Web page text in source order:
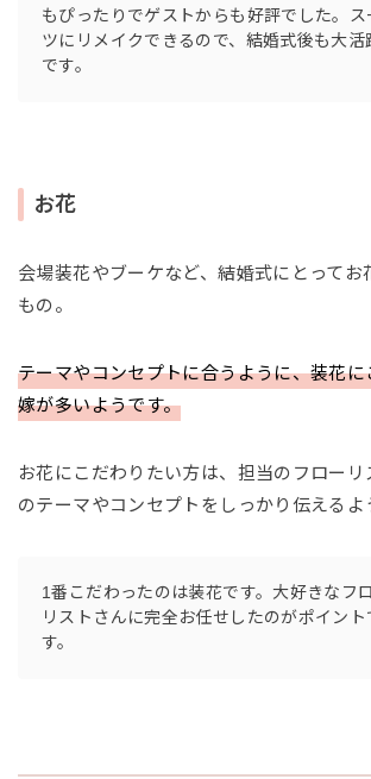
もぴったりでゲストからも好評でした。ス
ツにリメイクできるので、結婚式後も大活
です。
お花
会場装花やブーケなど、結婚式にとってお
もの。
テーマやコンセプトに合うように、装花
嫁が多いようです。
お花にこだわりたい方は、担当のフロー
のテーマやコンセプトをしっかり伝えるよ
1番こだわったのは装花です。大好きなフ
リストさんに完全お任せしたのがポイント
す。